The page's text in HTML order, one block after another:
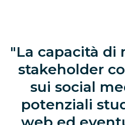
La capacità di
stakeholder
sui social
potenziali